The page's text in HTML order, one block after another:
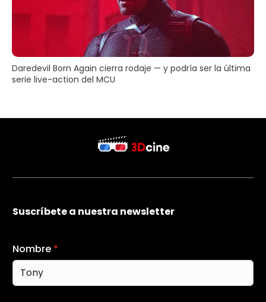
Daredevil Born Again cierra rodaje — y podría ser la última
serie live-action del MCU
Suscríbete a nuestra newsletter
Nombre *